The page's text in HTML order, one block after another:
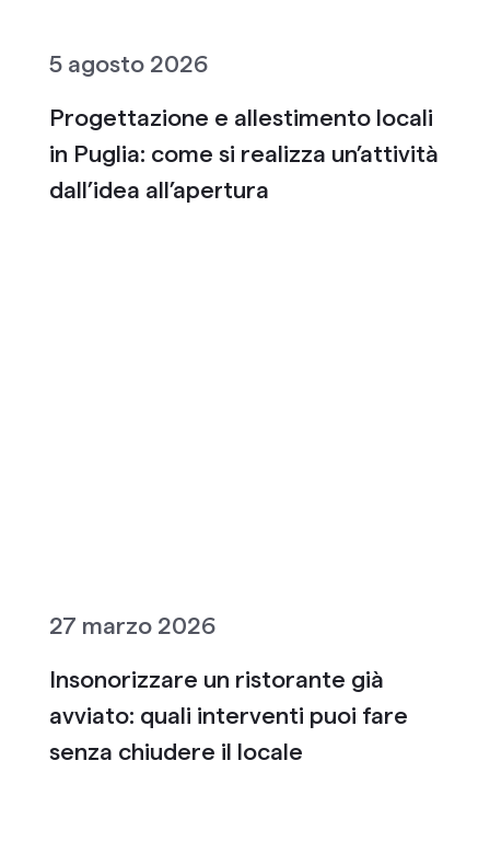
5 agosto 2026
Progettazione e allestimento locali
in Puglia: come si realizza un’attività
dall’idea all’apertura
27 marzo 2026
Insonorizzare un ristorante già
avviato: quali interventi puoi fare
senza chiudere il locale